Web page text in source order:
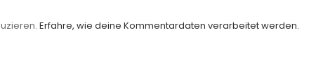
Erfahre, wie deine Kommentardaten verarbeitet werden.